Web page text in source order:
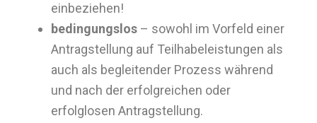
einbeziehen!
bedingungslos – sowohl im Vorfeld einer
Antragstellung auf Teilhabeleistungen als
auch als begleitender Prozess während
und nach der erfolgreichen oder
erfolglosen Antragstellung.